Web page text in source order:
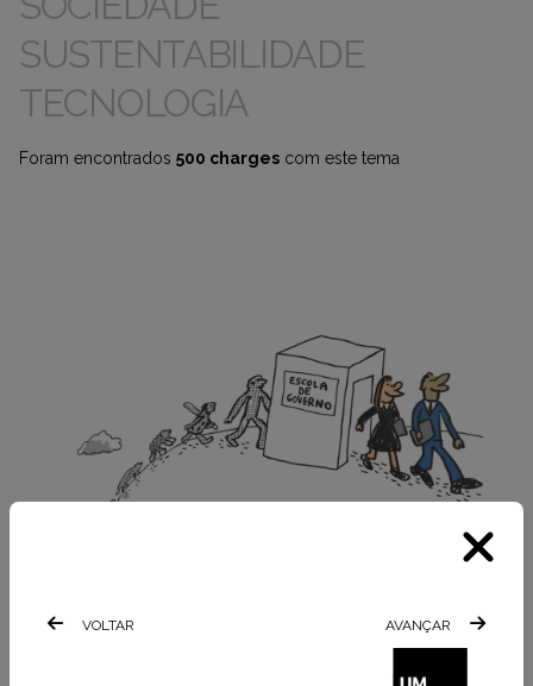
SUSTENTABILIDADE
TECNOLOGIA
Foram encontrados 500 charges com este tema
VOLTAR AVANÇAR